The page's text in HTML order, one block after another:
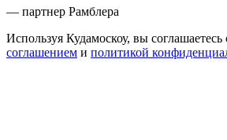
— партнер Рамблера
Используя Кудамоскоу, вы соглашаетесь
соглашением и политикой